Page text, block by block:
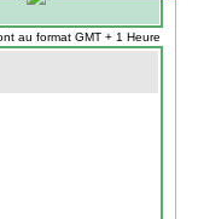
au format GMT + 1 Heure